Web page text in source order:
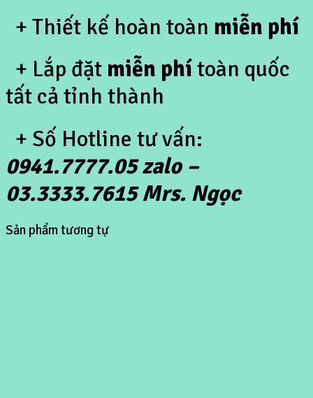
+ Thiết kế hoàn toàn miễn phí
+ Lắp đặt miễn phítoàn quốc
tất cả tỉnh thành
+ Số Hotline tư vấn:
0941.7777.05 zalo –
03.3333.7615 Mrs. Ngọc
Sản phẩm tương tự